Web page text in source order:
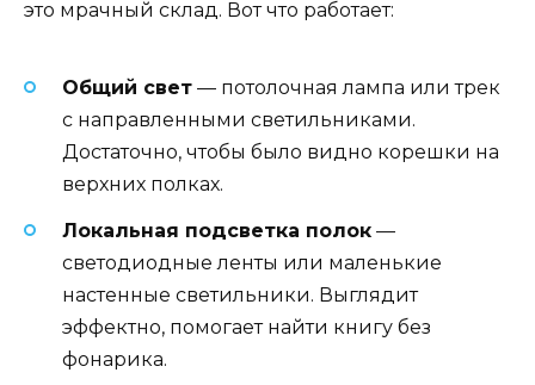
это мрачный склад. Вот что работает:
Общий свет — потолочная лампа или трек
с направленными светильниками.
Достаточно, чтобы было видно корешки на
верхних полках.
Локальная подсветка полок —
светодиодные ленты или маленькие
настенные светильники. Выглядит
эффектно, помогает найти книгу без
фонарика.